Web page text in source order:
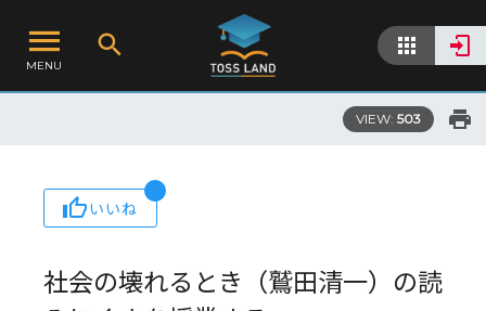
MENU
VIEW: 503
いいね
社会の壊れるとき（鷲田清一）の読